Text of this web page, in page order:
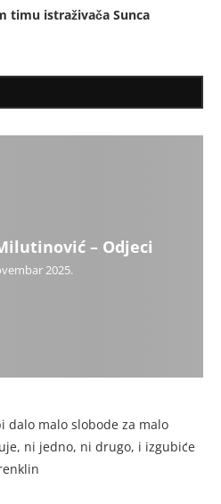
timu istraživača Sunca
– Odjeci
2025.
dalo malo slobode za malo
ni jedno, ni drugo, i izgubiće